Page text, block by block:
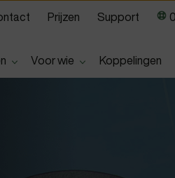
Prijzen Support
Show submenu for
Voor wie Show submenu for
Koppelingen